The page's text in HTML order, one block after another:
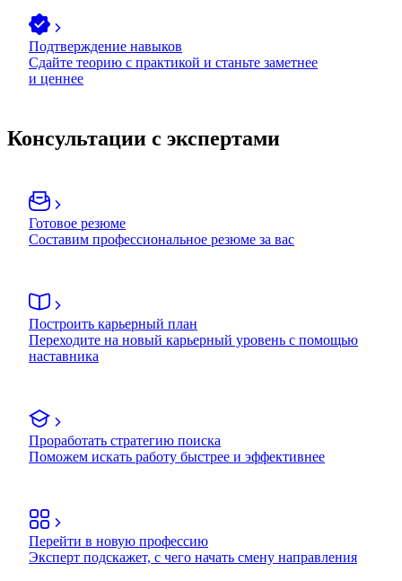
Подтверждение навыков
Сдайте теорию с практикой и станьте заметнее
и ценнее
Консультации с экспертами
Готовое резюме
Составим профессиональное резюме за вас
Построить карьерный план
Переходите на новый карьерный уровень с помощью
наставника
Проработать стратегию поиска
Поможем искать работу быстрее и эффективнее
Перейти в новую профессию
Эксперт подскажет, с чего начать смену направления